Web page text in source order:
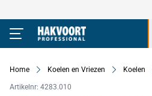
Ga naar de inhoud
Home Koelen en Vriezen Koelen
Artikelnr: 4283.010